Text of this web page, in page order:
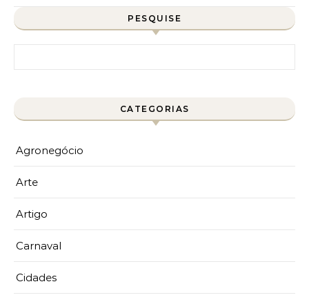
PESQUISE
CATEGORIAS
Agronegócio
Arte
Artigo
Carnaval
Cidades